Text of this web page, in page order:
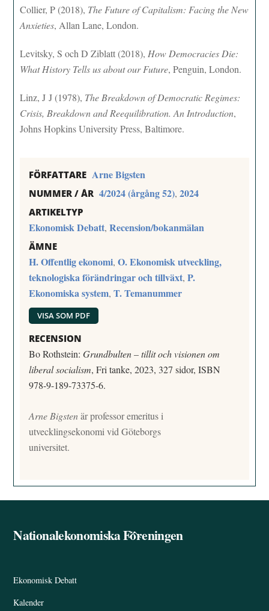
Collier, P (2018), The Future of Capitalism: Facing the New
Anxieties, Allan Lane, London.
Levitsky, S och D Ziblatt (2018), How Democracies Die:
What History Tells us about our Future, Penguin, London.
Linz, J J (1978), The Breakdown of Democratic Regimes:
Crisis, Breakdown and Reequilibration.An Introduction,
Johns Hopkins University Press, Baltimore.
FÖRFATTARE Arne Bigsten
NUMMER / ÅR 4/2024 (årgång 52),2024
ARTIKELTYP
Ekonomisk Debatt,Recension/bokanmälan
ÄMNE
H. Offentlig ekonomi,O. Ekonomisk utveckling,
teknologiska förändringar och tillväxt,P.
Ekonomiska system,T. Temanummer
VISA SOM PDF
RECENSION
Bo Rothstein:Grundbulten – tillit och visionen om
liberal socialism, Fri tanke, 2023, 327 sidor, ISBN
978-9-189-73375-6.
Arne Bigstenär professor emeritus i
utvecklingsekonomi vid Göteborgs
universitet.
Back
Nationalekonomiska Föreningen
Ekonomisk Debatt
Kalender